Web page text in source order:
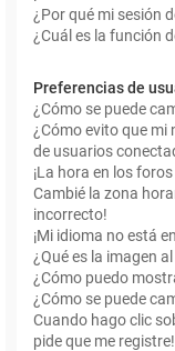
¿Por qué mi sesión
¿Cuál es la función
Preferencias de
¿Cómo se puede
¿Cómo evito que mi
de usuarios
¡La hora en los
Cambié la zona
incorrecto!
¡Mi idioma no está
¿Qué es la imagen
¿Cómo puedo
¿Cómo se puede
Cuando hago clic
pide que me registre!